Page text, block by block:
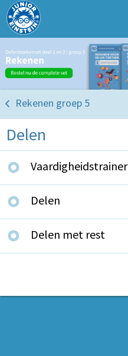
Rekenen groep 5
Delen
Vaardigheidstrainer
Delen
Delen met rest